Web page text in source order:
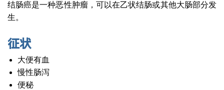
结肠癌是一种恶性肿瘤，可以在乙状结肠或其他大肠部分发
生。
征状
大便有血
慢性肠泻
便秘